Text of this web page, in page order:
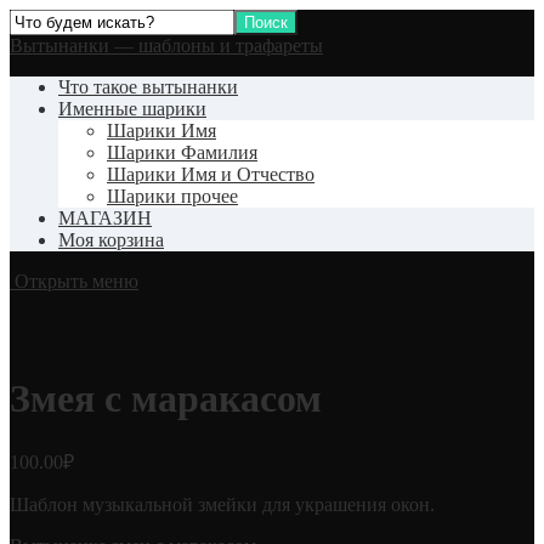
Вытынанки — шаблоны и трафареты
Что такое вытынанки
Именные шарики
Шарики Имя
Шарики Фамилия
Шарики Имя и Отчество
Шарики прочее
МАГАЗИН
Моя корзина
Открыть меню
Змея с маракасом
100.00₽
Шаблон музыкальной змейки для украшения окон.